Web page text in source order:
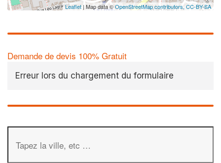
Leaflet| Map data ©OpenStreetMap contributors, CC-BY-SA
Demande de devis 100% Gratuit
Erreur lors du chargement du formulaire